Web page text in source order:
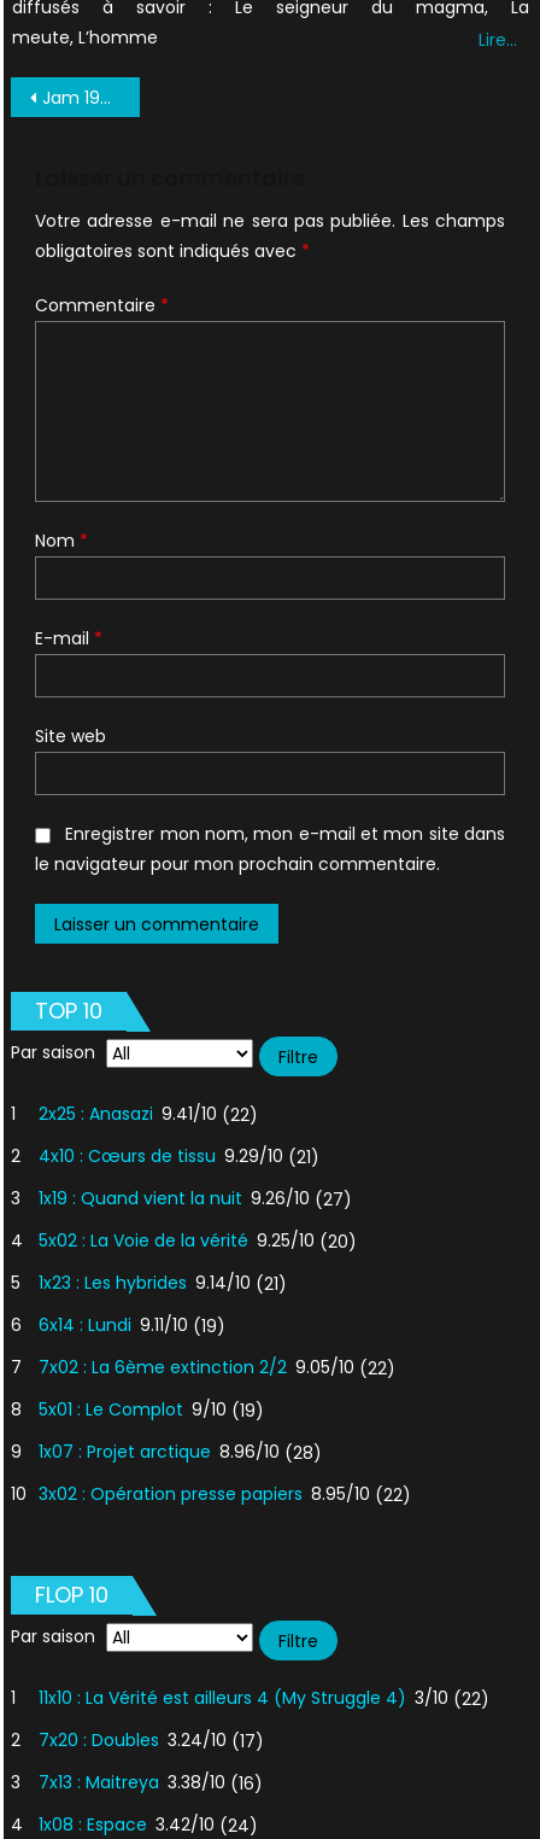
diffusés à savoir : Le seigneur du magma, La
meute, L’homme
Lire…
Navigation
Jam 1996 I
Votre adresse e-mail ne sera pas publiée. Les champs
obligatoires sont indiqués avec *
Commentaire *
Nom *
E-mail *
Site web
Enregistrer mon nom, mon e-mail et mon site dans
le navigateur pour mon prochain commentaire.
TOP 10
Par saison
1 2x25 : Anasazi 9.41/10 (22)
2
4x10 : Cœurs de tissu 9.29/10 (21)
3
1x19 : Quand vient la nuit 9.26/10 (27)
4
5x02 : La Voie de la vérité 9.25/10 (20)
5
1x23 : Les hybrides 9.14/10 (21)
6
6x14 : Lundi 9.11/10 (19)
7
7x02 : La 6ème extinction 2/2 9.05/10 (22)
8
5x01 : Le Complot 9/10 (19)
9
1x07 : Projet arctique 8.96/10 (28)
10 3x02 : Opération presse papiers 8.95/10 (22)
FLOP 10
Par saison
1 11x10 : La Vérité est ailleurs 4 (My Struggle 4) 3/10 (22)
2
7x20 : Doubles 3.24/10 (17)
3
7x13 : Maitreya 3.38/10 (16)
4
1x08 : Espace 3.42/10 (24)